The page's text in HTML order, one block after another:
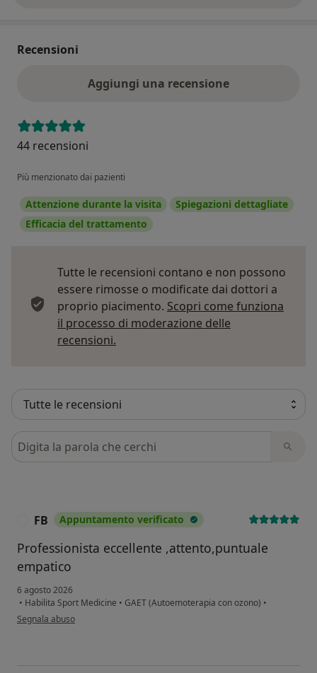
Recensioni
Aggiungi una recensione
44 recensioni
Più menzionato dai pazienti
Attenzione durante la visita
Spiegazioni dettagliate
Efficacia del trattamento
Tutte le recensioni contano e non possono
essere rimosse o modificate dai dottori a
proprio piacimento. Scopri come funziona
il processo di moderazione delle
recensioni.
Cerca nelle recensioni
FB Appuntamento verificato
Professionista eccellente ,attento,puntuale
empatico
6 agosto 2026
• Habilita Sport Medicine • GAET (Autoemoterapia con ozono) •
secondo l'opinione dell'utente FB
Segnala abuso